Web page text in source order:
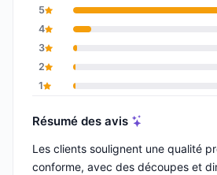
5
4
3
2
1
Résumé des avis
Les clients soulignent une qualité
conforme, avec des découpes et